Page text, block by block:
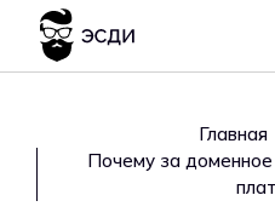
Главная
Почему за доменное